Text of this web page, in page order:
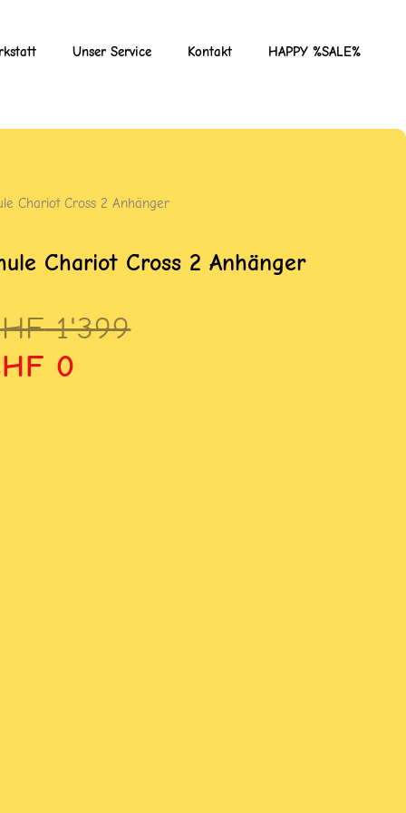
Unser Service Kontakt HAPPY %SALE%
Chariot Cross 2 Anhänger
Chariot Cross 2 Anhänger
1'399
0